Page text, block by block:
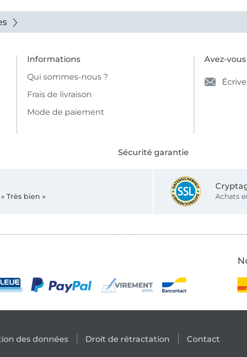
Informations
Qui sommes-nous ?
Frais de livraison
Mode de paiement
Avez-
Sécurité garantie
« Très bien » Achats
des données Droit de rétractation Contact